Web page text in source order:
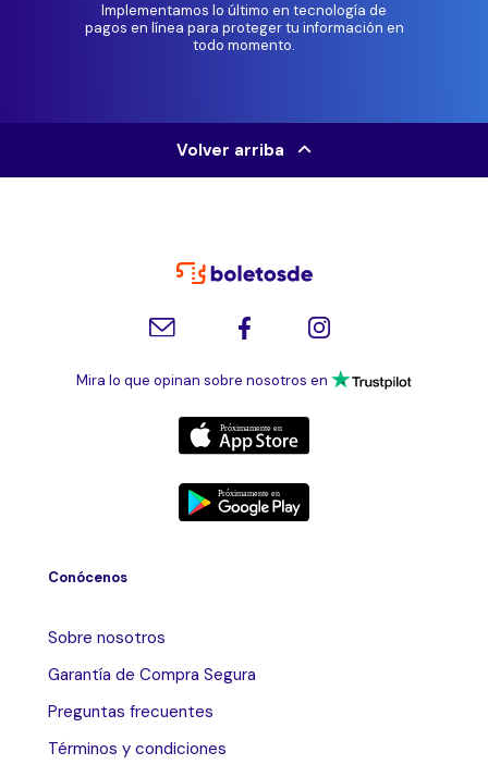
Implementamos lo último en tecnología de
pagos en línea para proteger tu información en
todo momento.
Volver arriba
Mira lo que opinan sobre nosotros en
Conócenos
Sobre nosotros
Garantía de Compra Segura
Preguntas frecuentes
Términos y condiciones